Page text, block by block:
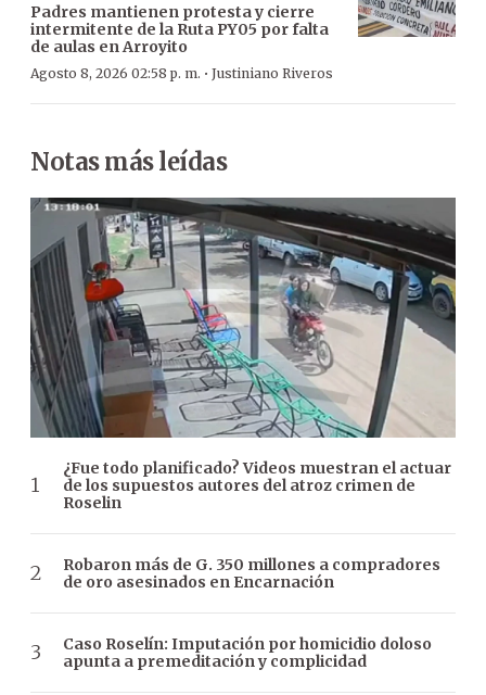
Padres mantienen protesta y cierre
intermitente de la Ruta PY05 por falta
de aulas en Arroyito
Agosto 8, 2026 02:58 p. m. · Justiniano Riveros
Notas más leídas
¿Fue todo planificado? Videos muestran el actuar
de los supuestos autores del atroz crimen de
Roselin
Robaron más de G. 350 millones a compradores
de oro asesinados en Encarnación
Caso Roselín: Imputación por homicidio doloso
apunta a premeditación y complicidad